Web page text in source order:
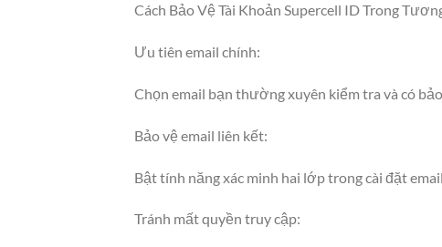
Cách Bảo Vệ Tài Khoản Supercell ID Trong
Ưu tiên email chính:
Chọn email bạn thường xuyên kiểm tra và có
Bảo vệ email liên kết:
Bật tính năng xác minh hai lớp trong cài đặt email.
Tránh mất quyền truy cập: